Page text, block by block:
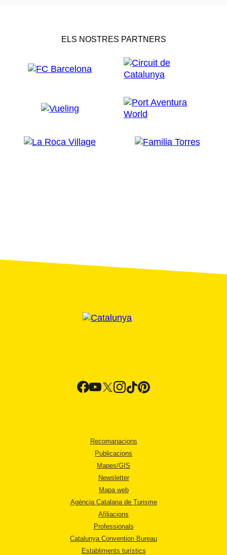
ELS NOSTRES PARTNERS
Recomanacions
Publicacions
Mapes/GIS
Newsletter
Mapa web
Agència Catalana de Turisme
Afiliacions
Professionals
Catalunya Convention Bureau
Establiments turístics